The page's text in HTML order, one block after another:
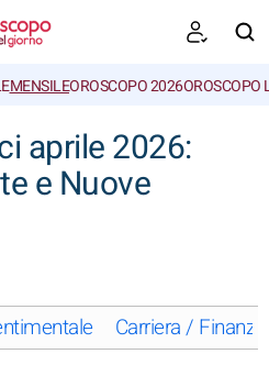
MENSILEOROSCOPO 2026OROSCOPO
aprile 2026:
e Nuove
Carriera / Finanze